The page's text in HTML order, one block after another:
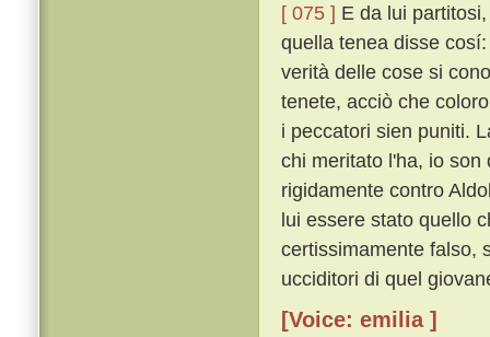
[ 075 ] E da lui
quella tenea disse
verità delle cose si
tenete, acciò che
i peccatori sien puniti.
chi meritato l'ha, io
rigidamente contro
lui essere stato quello
certissimamente falso,
ucciditori di quel
[Voice: emilia ]